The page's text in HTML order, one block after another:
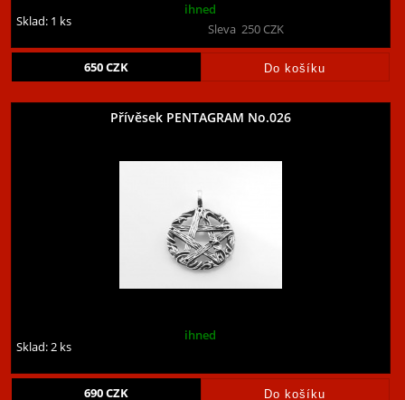
ihned
Sklad: 1 ks
650CZK
Sleva 250CZK
Přívěsek PENTAGRAM No.026
ihned
Sklad: 2 ks
690CZK